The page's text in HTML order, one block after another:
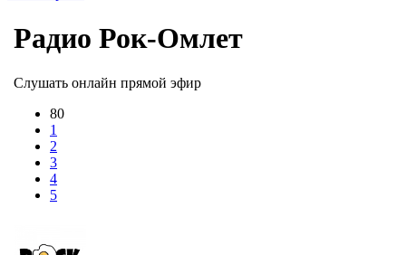
Радио Рок-Омлет
Слушать онлайн прямой эфир
80
1
2
3
4
5